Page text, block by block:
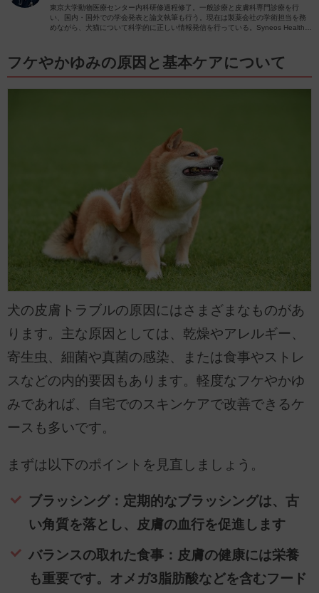
東京大学動物医療センター内科研修過程修了。一般診療と皮膚科専門診療を行
い、国内・国外での学会発表と論文執筆も行う。現在は製薬会社の学術担当を務
めながら、犬猫について科学的に正しい情報発信を行っている。Syneos Health
フケやかゆみの原因と基本ケアについて
犬の皮膚トラブルの原因にはさまざまなものがあ
ります。主な原因としては、乾燥やアレルギー、
寄生虫、細菌や真菌の感染、または食事やストレ
スなどの内的要因もあります。軽度なフケやかゆ
みであれば、自宅でのスキンケアで改善できるケ
ースも多いです。
まずは以下のポイントを見直しましょう。
ブラッシング：定期的なブラッシングは、古
い角質を落とし、皮膚の血行を促進します
バランスの取れた食事：皮膚の健康には栄養
も重要です。オメガ3脂肪酸などを含むフード